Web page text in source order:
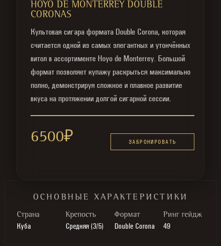
HOYO DE MONTERREY DOUBLE
CORONAS
Культовая сигара формата Double Corona, которая
считается одной из самых элегантных и утончённых
витол в ассортименте Hoyo de Monterrey. Большой
формат позволяет купажу раскрыться максимально
полно, демонстрируя сложное и плавное развитие
вкуса на протяжении долгой сигарной сессии.
6500₽ ЗАБРОНИРОВАТЬ
ОСНОВНЫЕ ХАРАКТЕРИСТИКИ
Cтрана
Куба
Крепость
Средняя (3/5)
Формат
Double Corona
Ринг гейдж
49